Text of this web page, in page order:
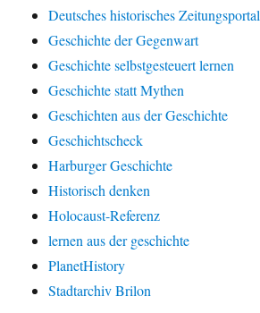
Deutsches historisches Zeitungsportal
Geschichte der Gegenwart
Geschichte selbstgesteuert lernen
Geschichte statt Mythen
Geschichten aus der Geschichte
Geschichtscheck
Harburger Geschichte
Historisch denken
Holocaust-Referenz
lernen aus der geschichte
PlanetHistory
Stadtarchiv Brilon